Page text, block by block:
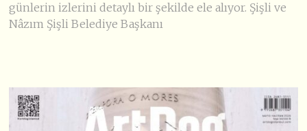
günlerin izlerini detaylı bir şekilde ele alıyor. Şişli ve
Nâzım Şişli Belediye Başkanı